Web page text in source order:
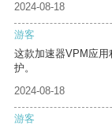
2024-08-18
游客
这款加速器VPM应
护。
2024-08-18
游客